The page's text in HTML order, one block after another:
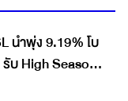
นำพุ่ง 9.19% โบ
บ High Season